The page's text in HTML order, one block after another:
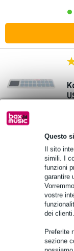
Questo
Il sito
simili. I
funzioni
garantire
vostre
dei clienti.
Preferite
sezione